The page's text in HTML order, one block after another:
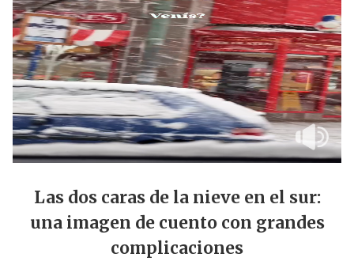
Las dos caras de la nieve en el sur:
una imagen de cuento con grandes
complicaciones